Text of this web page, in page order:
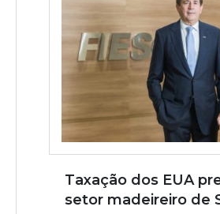
Taxação dos EUA
setor madeireiro de